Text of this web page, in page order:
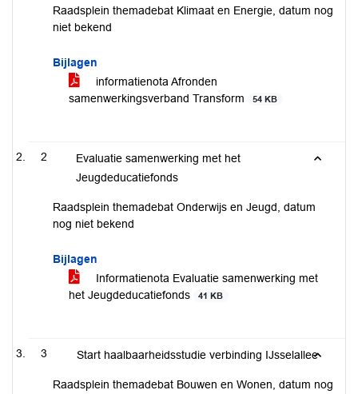
Raadsplein themadebat Klimaat en Energie, datum nog
niet bekend
Bijlagen
informatienota Afronden
samenwerkingsverband Transform
54 KB
2
Evaluatie samenwerking met het
Jeugdeducatiefonds
Raadsplein themadebat Onderwijs en Jeugd, datum
nog niet bekend
Bijlagen
Informatienota Evaluatie samenwerking met
het Jeugdeducatiefonds
41 KB
3 Start haalbaarheidsstudie verbinding IJsselallee
Raadsplein themadebat Bouwen en Wonen, datum nog